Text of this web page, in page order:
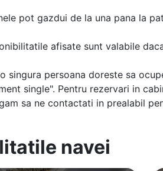
pot gazdui de la una pana la
afisate sunt valabile
singura persoana doreste sa
single". Pentru rezervari in
sa ne contactati in prealabil
navei